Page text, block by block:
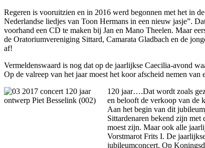
Regeren is vooruitzien en in 2016 werd begonnen met het in
Nederlandse liedjes van Toon Hermans in een nieuw jasje”.
voorhand een CD te maken bij Jan en Mano Theelen. Maar
de Oratoriumvereniging Sittard, Camarata Gladbach en de
af!
Vermeldenswaard is nog dat op de jaarlijkse Caecilia-avond
Op de valreep van het jaar moest het koor afscheid nemen
120 jaar….Dat wordt zoals
en belooft de verkoop van de
Aan het begin van dit
Sittardenaren bekend zijn
moest zijn. Maar ook alle
Vorstmarot Frits I. De
jubileumconcert. Op